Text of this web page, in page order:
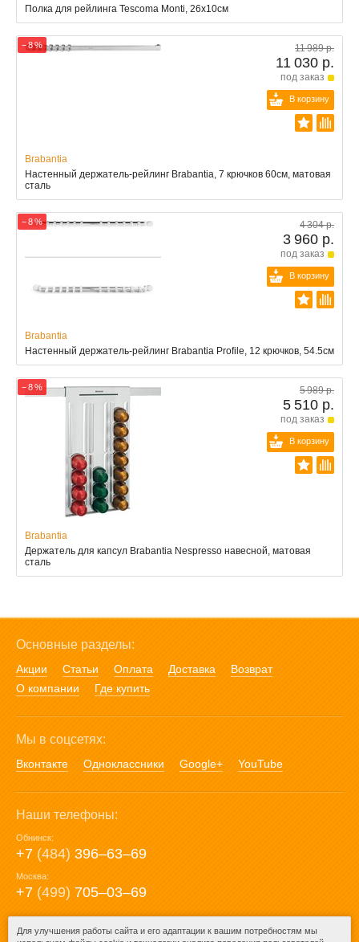
Полка для рейлинга Tescoma Monti, 26х10см
− 8 % 11 989 р.
11 030 р.
под заказ
В корзину
Brabantia
Настенный держатель-рейлинг Brabantia, 7 крючков 60см, матовая
сталь
− 8 % 4 304 р.
3 960 р.
под заказ
В корзину
Brabantia
Настенный держатель-рейлинг Brabantia Profile, 12 крючков, 54.5см
− 8 % 5 989 р.
5 510 р.
под заказ
В корзину
Brabantia
Держатель для капсул Brabantia Nespresso навесной, матовая
сталь
Основные разделы:
Акции Статьи Оплата Доставка
Возврат
О компании
Где купить
Мы в соцсетях:
Вконтакте Одноклассники Google+ YouTube
Наши телефоны:
Обнинск:
+7 (484) 396‒63‒69
Москва:
+7 (499) 705‒03‒69
E-mail:
Для улучшения работы сайта и его адаптации к вашим потребностям мы